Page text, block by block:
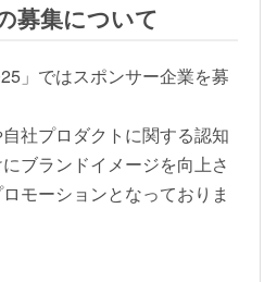
募集について
」ではスポンサー企業を募
社プロダクトに関する認知
ブランドイメージを向上さ
モーションとなっておりま